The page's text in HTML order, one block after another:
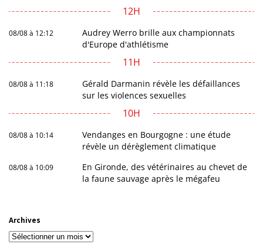
12H
08/08 à 12:12
Audrey Werro brille aux championnats
d'Europe d'athlétisme
11H
08/08 à 11:18
Gérald Darmanin révèle les défaillances
sur les violences sexuelles
10H
08/08 à 10:14
Vendanges en Bourgogne : une étude
révèle un dérèglement climatique
08/08 à 10:09
En Gironde, des vétérinaires au chevet de
la faune sauvage après le mégafeu
Archives
Archives